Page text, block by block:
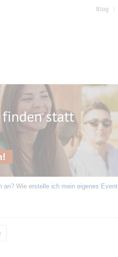
Blog
statt
an? Wie erstelle ich mein eigenes Event